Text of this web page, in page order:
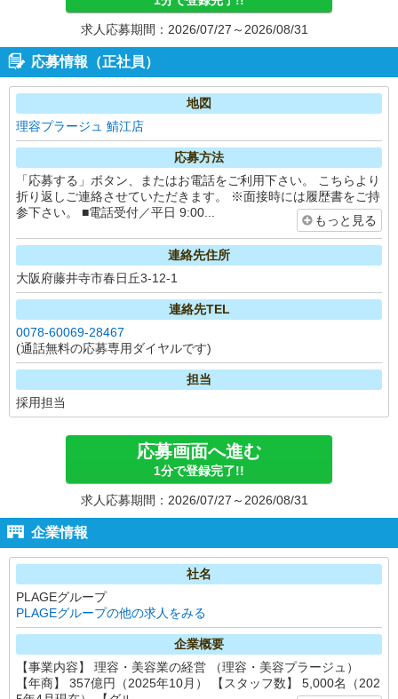
求人応募期間：2026/07/27～2026/08/31
応募情報（正社員）
地図
理容プラージュ 鯖江店
応募方法
「応募する」ボタン、またはお電話をご利用下さい。 こちらより
折り返しご連絡させていただきます。 ※面接時には履歴書をご持
参下さい。 ■電話受付／平日 9:00...
もっと見る
連絡先住所
大阪府藤井寺市春日丘3-12-1
連絡先TEL
0078-60069-28467
(通話無料の応募専用ダイヤルです)
担当
採用担当
応募画面へ進む
1分で登録完了!!
求人応募期間：2026/07/27～2026/08/31
企業情報
社名
PLAGEグループ
PLAGEグループの他の求人をみる
企業概要
【事業内容】 理容・美容業の経営 （理容・美容プラージュ）
【年商】 357億円（2025年10月） 【スタッフ数】 5,000名（202